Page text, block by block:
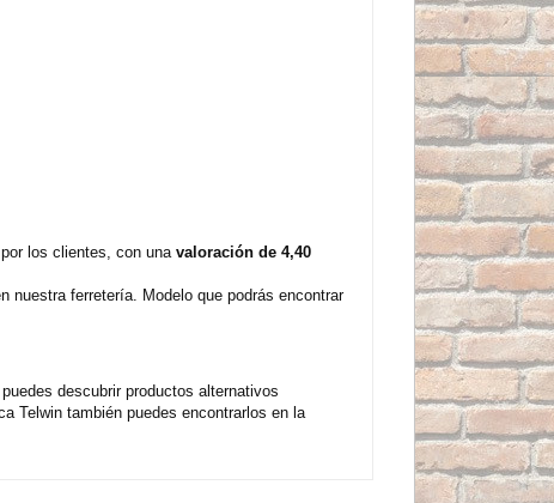
los clientes, con una valoración de 4,40
nuestra ferretería. Modelo que podrás encontrar
descubrir productos alternativos
Telwin también puedes encontrarlos en la